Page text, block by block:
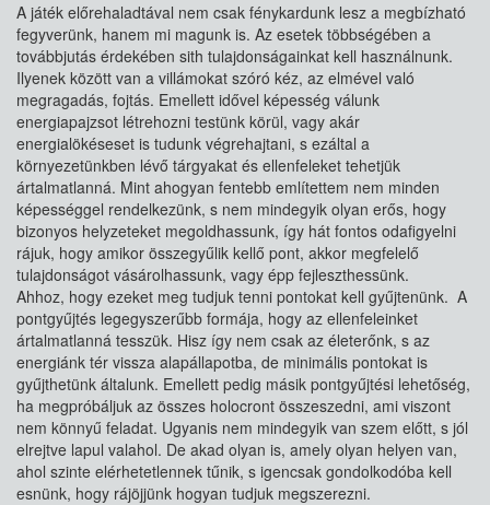
A játék előrehaladtával nem csak fénykardunk lesz a megbízható
fegyverünk, hanem mi magunk is. Az esetek többségében a
továbbjutás érdekében sith tulajdonságainkat kell használnunk.
Ilyenek között van a villámokat szóró kéz, az elmével való
megragadás, fojtás. Emellett idővel képesség válunk
energiapajzsot létrehozni testünk körül, vagy akár
energialökéseset is tudunk végrehajtani, s ezáltal a
környezetünkben lévő tárgyakat és ellenfeleket tehetjük
ártalmatlanná. Mint ahogyan fentebb említettem nem minden
képességgel rendelkezünk, s nem mindegyik olyan erős, hogy
bizonyos helyzeteket megoldhassunk, így hát fontos odafigyelni
rájuk, hogy amikor összegyűlik kellő pont, akkor megfelelő
tulajdonságot vásárolhassunk, vagy épp fejleszthessünk.
Ahhoz, hogy ezeket meg tudjuk tenni pontokat kell gyűjtenünk. A
pontgyűjtés legegyszerűbb formája, hogy az ellenfeleinket
ártalmatlanná tesszük. Hisz így nem csak az életerőnk, s az
energiánk tér vissza alapállapotba, de minimális pontokat is
gyűjthetünk általunk. Emellett pedig másik pontgyűjtési lehetőség,
ha megpróbáljuk az összes holocront összeszedni, ami viszont
nem könnyű feladat. Ugyanis nem mindegyik van szem előtt, s jól
elrejtve lapul valahol. De akad olyan is, amely olyan helyen van,
ahol szinte elérhetetlennek tűnik, s igencsak gondolkodóba kell
esnünk, hogy rájöjjünk hogyan tudjuk megszerezni.